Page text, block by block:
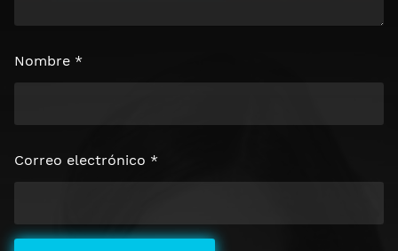
Nombre *
Correo electrónico *